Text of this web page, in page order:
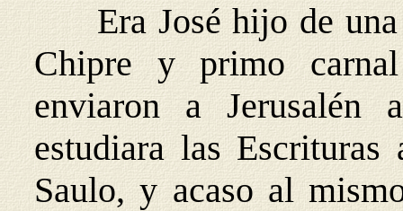
Era José hijo de
Chipre y primo
enviaron a Jerusalén
estudiara las
Saulo, y acaso al